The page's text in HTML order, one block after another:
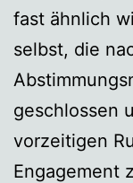
fast ähnlich
selbst, die
geschlossen
vorzeitigen
Engagement